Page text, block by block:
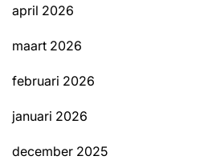
april 2026
maart 2026
februari 2026
januari 2026
december 2025